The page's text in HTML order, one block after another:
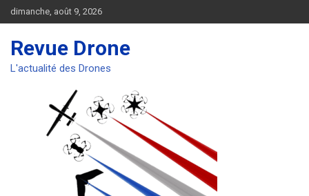
Aller
au
dimanche, août 9, 2026
Revue Drone
L'actualité des Drones